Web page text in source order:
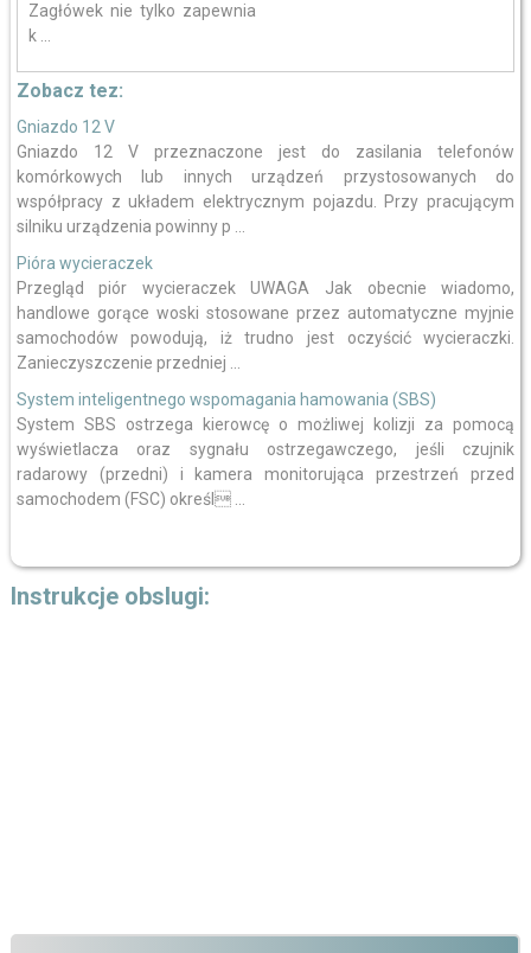
Zagłówek nie tylko zapewnia
k ...
Zobacz tez:
Gniazdo 12 V
Gniazdo 12 V przeznaczone jest do zasilania telefonów
komórkowych lub innych urządzeń przystosowanych do
współpracy z układem elektrycznym pojazdu. Przy pracującym
silniku urządzenia powinny p ...
Pióra wycieraczek
Przegląd piór wycieraczek UWAGA Jak obecnie wiadomo,
handlowe gorące woski stosowane przez automatyczne myjnie
samochodów powodują, iż trudno jest oczyścić wycieraczki.
Zanieczyszczenie przedniej ...
System inteligentnego wspomagania hamowania (SBS)
System SBS ostrzega kierowcę o możliwej kolizji za pomocą
wyświetlacza oraz sygnału ostrzegawczego, jeśli czujnik
radarowy (przedni) i kamera monitorująca przestrzeń przed
samochodem (FSC) określ ...
Instrukcje obslugi: